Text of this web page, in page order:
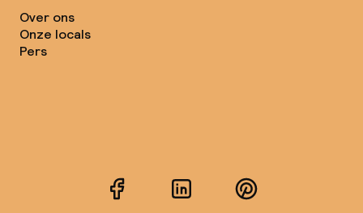
Over ons
Onze locals
Pers
FacebookLinkedInPinterest